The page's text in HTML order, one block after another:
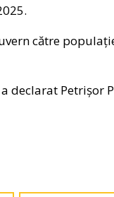
către
declarat Petrișor